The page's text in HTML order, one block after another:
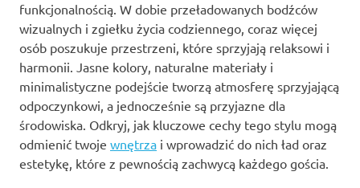
funkcjonalnością. W dobie przeładowanych bodźców
wizualnych i zgiełku życia codziennego, coraz więcej
osób poszukuje przestrzeni, które sprzyjają relaksowi i
harmonii. Jasne kolory, naturalne materiały i
minimalistyczne podejście tworzą atmosferę sprzyjającą
odpoczynkowi, a jednocześnie są przyjazne dla
środowiska. Odkryj, jak kluczowe cechy tego stylu mogą
odmienić twoje wnętrza i wprowadzić do nich ład oraz
estetykę, które z pewnością zachwycą każdego gościa.